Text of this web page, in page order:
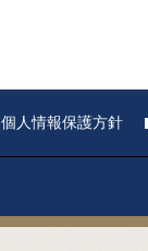
個人情報保護方針